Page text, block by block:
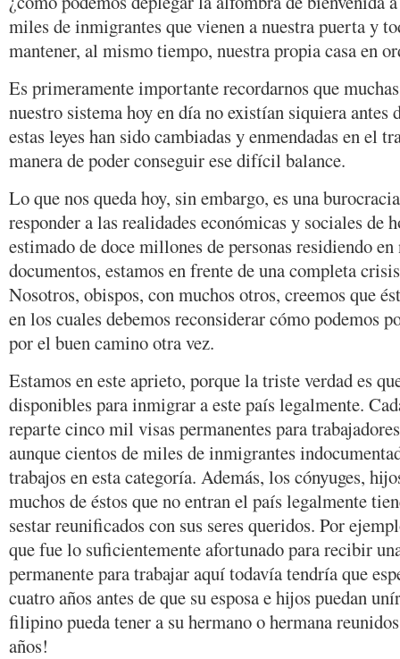
miles de inmigrantes que vienen a nuestra puerta y
mantener, al mismo tiempo, nuestra propia casa en
Es primeramente importante recordarnos que
nuestro sistema hoy en día no existían siquiera
estas leyes han sido cambiadas y enmendadas en el
manera de poder conseguir ese difícil balance.
Lo que nos queda hoy, sin embargo, es una
responder a las realidades económicas y sociales de
estimado de doce millones de personas residiendo
documentos, estamos en frente de una completa
Nosotros, obispos, con muchos otros, creemos que
en los cuales debemos reconsiderar cómo podemos
por el buen camino otra vez.
Estamos en este aprieto, porque la triste verdad es
disponibles para inmigrar a este país legalmente.
reparte cinco mil visas permanentes para
aunque cientos de miles de inmigrantes
trabajos en esta categoría. Además, los cónyuges,
muchos de éstos que no entran el país legalmente
sestar reunificados con sus seres queridos. Por
que fue lo suficientemente afortunado para recibir
permanente para trabajar aquí todavía tendría que
cuatro años antes de que su esposa e hijos puedan
filipino pueda tener a su hermano o hermana
años!